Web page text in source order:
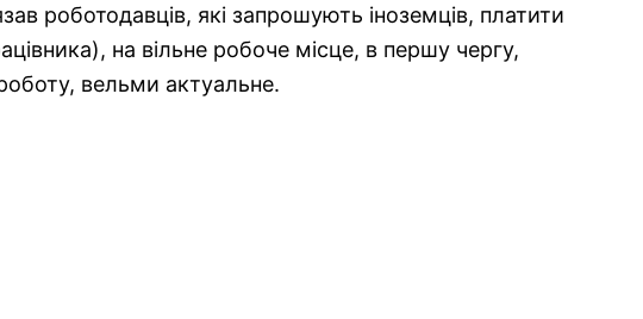
роботодавців, які запрошують іноземців, платити
на вільне робоче місце, в першу чергу,
вельми актуальне.